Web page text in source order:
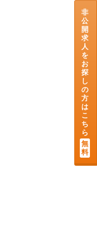
非
公
開
求
人
を
お
探
し
の
方
は
こ
ち
ら
無
料